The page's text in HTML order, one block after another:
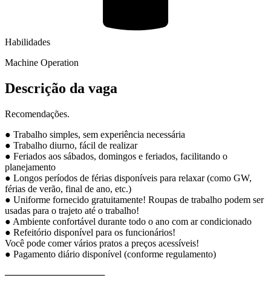
Habilidades
Machine Operation
Descrição da vaga
Recomendações.
● Trabalho simples, sem experiência necessária
● Trabalho diurno, fácil de realizar
● Feriados aos sábados, domingos e feriados, facilitando o
planejamento
● Longos períodos de férias disponíveis para relaxar (como GW,
férias de verão, final de ano, etc.)
● Uniforme fornecido gratuitamente! Roupas de trabalho podem ser
usadas para o trajeto até o trabalho!
● Ambiente confortável durante todo o ano com ar condicionado
● Refeitório disponível para os funcionários!
Você pode comer vários pratos a preços acessíveis!
● Pagamento diário disponível (conforme regulamento)
───────────────